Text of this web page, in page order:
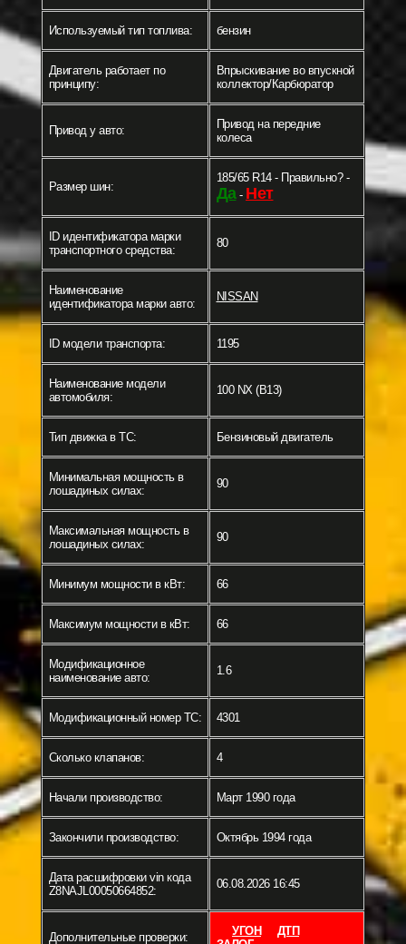
Используемый тип топлива: бензин
Двигатель работает по
принципу:
Впрыскивание во впускной
коллектор/Карбюратор
Привод у авто:
Привод на передние
колеса
Размер шин:
185/65 R14 - Правильно? -
Да- Нет
ID идентификатора марки
транспортного средства:
80
Наименование
идентификатора марки авто:
NISSAN
ID модели транспорта: 1195
Наименование модели
автомобиля:
100 NX (B13)
Тип движка в ТС: Бензиновый двигатель
Минимальная мощность в
лошадиных силах:
90
Максимальная мощность в
лошадиных силах:
90
Минимум мощности в кВт: 66
Максимум мощности в кВт: 66
Модификационное
наименование авто:
1.6
Модификационный номер ТС: 4301
Сколько клапанов: 4
Начали производство: Март 1990 года
Закончили производство: Октябрь 1994 года
Дата расшифровки vin кода
Z8NAJL00050664852:
06.08.2026 16:45
Дополнительные проверки: УГОН
ДТП